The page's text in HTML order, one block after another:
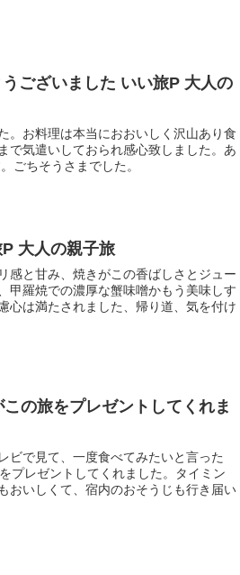
ございました いい旅P 大人の
。お料理は本当におおいしく沢山あり食
で気遣いしておられ感心致しました。あ
ごちそうさまでした。
大人の親子旅
感と甘み、焼きがこの香ばしさとジュー
甲羅焼での濃厚な蟹味噌かもう美味しす
心は満たされました、帰り道、気を付け
の旅をプレゼントしてくれま
ビで見て、一度食べてみたいと言った
プレゼントしてくれました。タイミン
おいしくて、宿内のおそうじも行き届い